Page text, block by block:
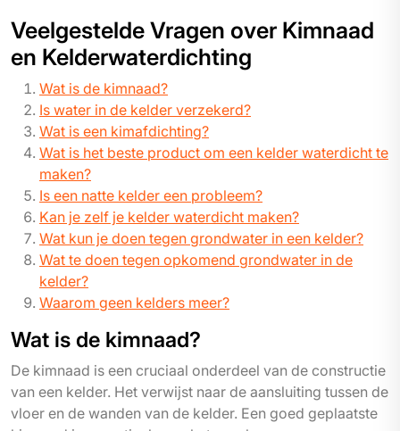
Veelgestelde Vragen over Kimnaad
en Kelderwaterdichting
Wat is de kimnaad?
Is water in de kelder verzekerd?
Wat is een kimafdichting?
Wat is het beste product om een kelder waterdicht te
maken?
Is een natte kelder een probleem?
Kan je zelf je kelder waterdicht maken?
Wat kun je doen tegen grondwater in een kelder?
Wat te doen tegen opkomend grondwater in de
kelder?
Waarom geen kelders meer?
Wat is de kimnaad?
De kimnaad is een cruciaal onderdeel van de constructie
van een kelder. Het verwijst naar de aansluiting tussen de
vloer en de wanden van de kelder. Een goed geplaatste